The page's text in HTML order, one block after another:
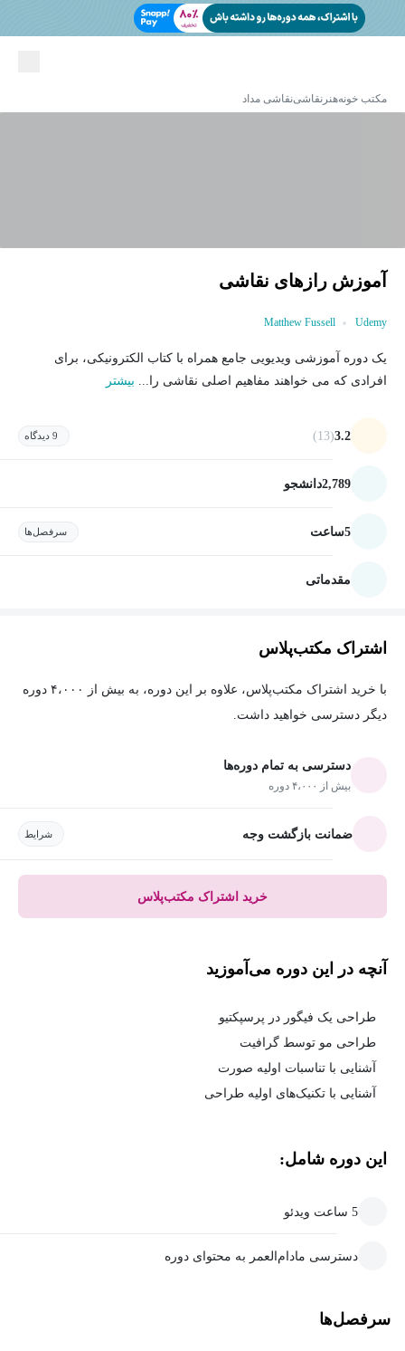
مکتب خونههنر نقاشینقاشی مداد
آموزش رازهای نقاشی
Udemy
Matthew Fussell
یک دوره آموزشی ویدیویی جامع همراه با کتاب الکترونیکی، برای
افرادی که می خواهند مفاهیم اصلی نقاشی را... بیشتر
3.2
(13) 9 دیدگاه
2,789دانشجو
5ساعت سرفصل‌ها
مقدماتی
اشتراک مکتب‌پلاس
با خرید اشتراک مکتب‌پلاس، علاوه بر این دوره، به بیش از ۴،۰۰۰ دوره
دیگر دسترسی خواهید داشت.
دسترسی به تمام دوره‌ها
بیش از ۴،۰۰۰ دوره
ضمانت بازگشت وجه شرایط
خرید اشتراک مکتب‌پلاس
آنچه در این دوره می‌آموزید
طراحی یک فیگور در پرسپکتیو
طراحی مو توسط گرافیت
آشنایی با تناسبات اولیه صورت
آشنایی با تکنیک‌های اولیه طراحی
این دوره شامل:
5 ساعت ویدئو
دسترسی مادام‌العمر به محتوای دوره
سرفصل‌ها